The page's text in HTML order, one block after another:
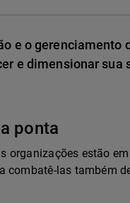
e o gerenciamento
e dimensionar sua
ponta
organizações estão
combatê-las também